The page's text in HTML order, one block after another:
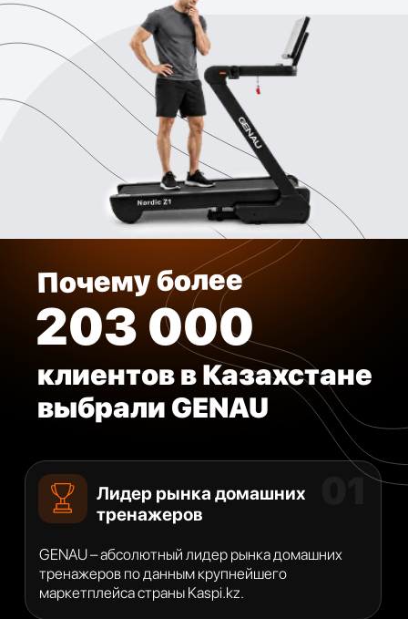
В случае проблемы мы бесплатно все сделаем
прямо у вас дома, либо заберем в один из 18
сервисов по Казахстану за свой счет.
Название GENAU происходит от немецкого
слова “точно”. Уже много лет мы создаем
продукты с акцентом на надежность и
функциональность.
Немецкая философия
03
Попробуйте дорожку дома и убедитесь, что она
подходит именно вам. Возврат денег – без
лишнего стресса.
04
Один из шоу-румов в г.Алматы